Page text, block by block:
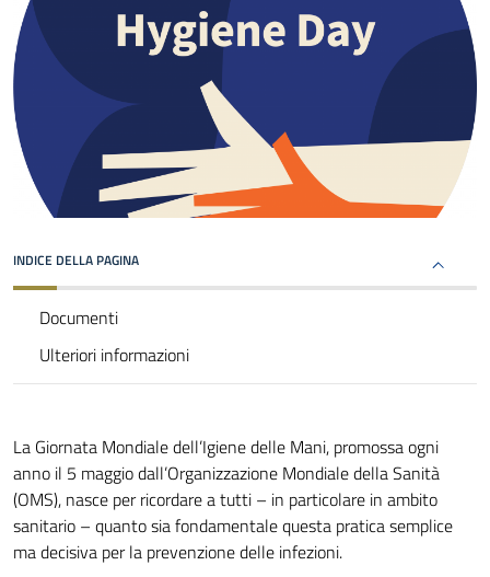
INDICE DELLA PAGINA
Documenti
Ulteriori informazioni
La Giornata Mondiale dell’Igiene delle Mani, promossa ogni
anno il 5 maggio dall’Organizzazione Mondiale della Sanità
(OMS), nasce per ricordare a tutti – in particolare in ambito
sanitario – quanto sia fondamentale questa pratica semplice
ma decisiva per la prevenzione delle infezioni.